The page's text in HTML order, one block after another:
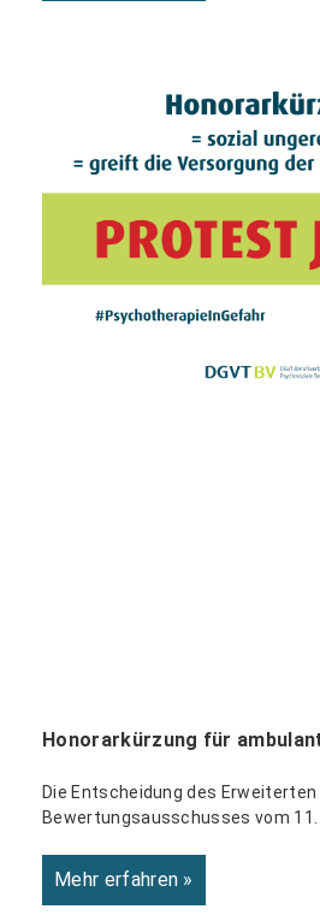
Honorarkürzung für
Die Entscheidung des Erweiterten
Bewertungsausschusses vom 11.
Mehr erfahren »